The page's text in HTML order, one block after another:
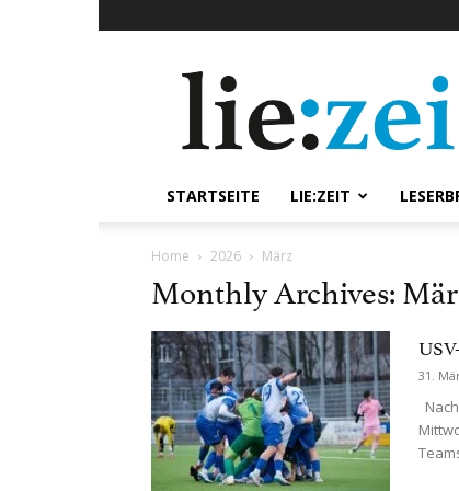
STARTSEITE LIE:ZEIT
Home 2026 März
Monthly Archives:
31.